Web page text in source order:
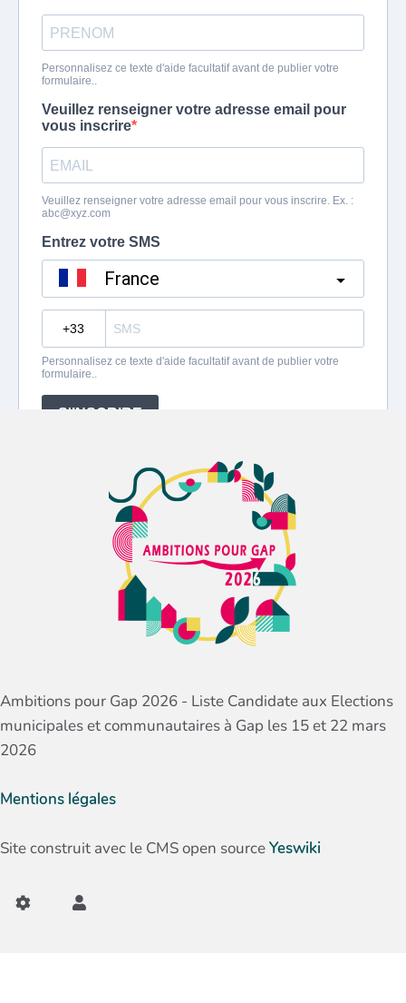
Ambitions pour Gap 2026 - Liste Candidate aux Elections
municipales et communautaires à Gap les 15 et 22 mars
2026
Mentions légales
Site construit avec le CMS open sourceYeswiki